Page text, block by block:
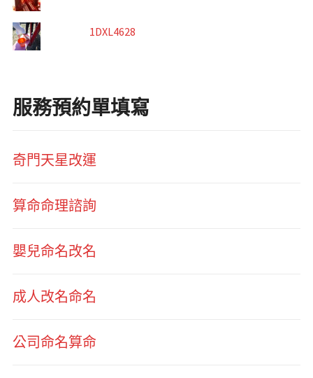
1DXL4628
服務預約單填寫
奇門天星改運
算命命理諮詢
嬰兒命名改名
成人改名命名
公司命名算命